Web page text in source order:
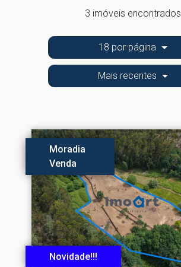
3 imóveis encontrados
18 por página
Mais recentes
Moradia
Venda
Novidade!!!